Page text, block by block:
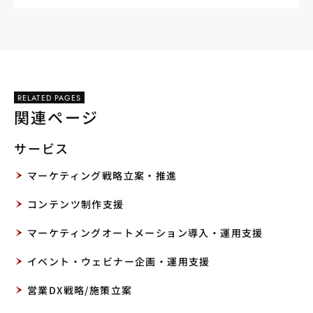
RELATED PAGES
関連ページ
サービス
マーケティング戦略立案・推進
コンテンツ制作支援
マーケティングオートメーション導入・運用支援
イベント・ウェビナー企画・運用支援
営業DX戦略/施策立案